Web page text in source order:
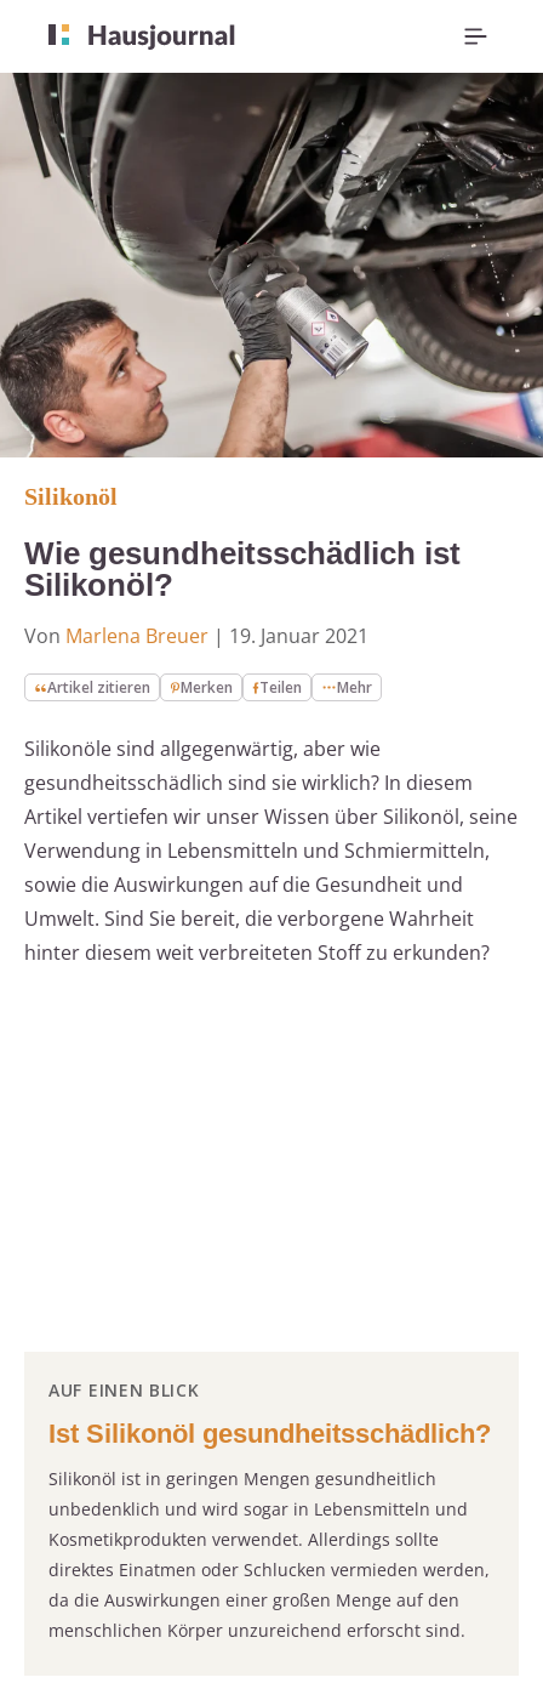
Silikonöl
Wie gesundheitsschädlich ist
Silikonöl?
Von Marlena Breuer | 19. Januar 2021
Artikel zitieren Merken Teilen Mehr
Silikonöle sind allgegenwärtig, aber wie
gesundheitsschädlich sind sie wirklich? In diesem
Artikel vertiefen wir unser Wissen über Silikonöl, seine
Verwendung in Lebensmitteln und Schmiermitteln,
sowie die Auswirkungen auf die Gesundheit und
Umwelt. Sind Sie bereit, die verborgene Wahrheit
hinter diesem weit verbreiteten Stoff zu erkunden?
AUF EINEN BLICK
Ist Silikonöl gesundheitsschädlich?
Silikonöl ist in geringen Mengen gesundheitlich
unbedenklich und wird sogar in Lebensmitteln und
Kosmetikprodukten verwendet. Allerdings sollte
direktes Einatmen oder Schlucken vermieden werden,
da die Auswirkungen einer großen Menge auf den
menschlichen Körper unzureichend erforscht sind.